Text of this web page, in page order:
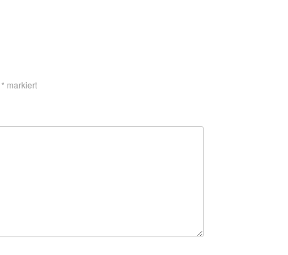
* markiert